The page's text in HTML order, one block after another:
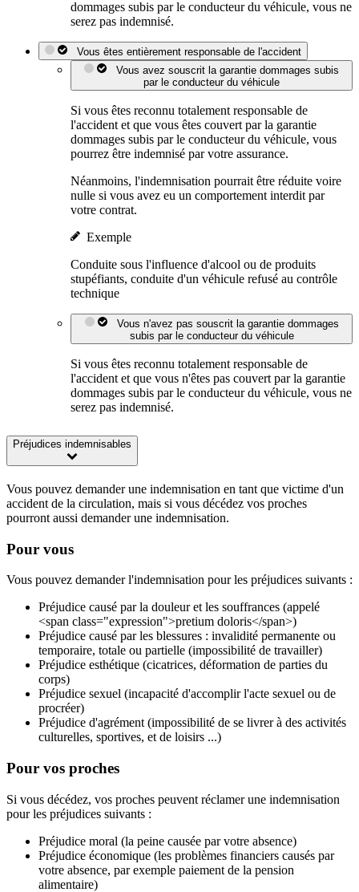
dommages subis par le conducteur du véhicule, vous ne
serez pas indemnisé.
Vous êtes entièrement responsable de l'accident
Vous avez souscrit la garantie dommages subis
par le conducteur du véhicule
Si vous êtes reconnu totalement responsable de
l'accident et que vous êtes couvert par la garantie
dommages subis par le conducteur du véhicule, vous
pourrez être indemnisé par votre assurance.
Néanmoins, l'indemnisation pourrait être réduite voire
nulle si vous avez eu un comportement interdit par
votre contrat.
Exemple
Conduite sous l'influence d'alcool ou de produits
stupéfiants, conduite d'un véhicule refusé au contrôle
technique
Vous n'avez pas souscrit la garantie dommages
subis par le conducteur du véhicule
Si vous êtes reconnu totalement responsable de
l'accident et que vous n'êtes pas couvert par la garantie
dommages subis par le conducteur du véhicule, vous ne
serez pas indemnisé.
Préjudices indemnisables
Vous pouvez demander une indemnisation en tant que victime d'un
accident de la circulation, mais si vous décédez vos proches
pourront aussi demander une indemnisation.
Pour vous
Vous pouvez demander l'indemnisation pour les préjudices suivants :
Préjudice causé par la douleur et les souffrances (appelé
<span class="expression">pretium doloris</span>)
Préjudice causé par les blessures : invalidité permanente ou
temporaire, totale ou partielle (impossibilité de travailler)
Préjudice esthétique (cicatrices, déformation de parties du
corps)
Préjudice sexuel (incapacité d'accomplir l'acte sexuel ou de
procréer)
Préjudice d'agrément (impossibilité de se livrer à des activités
culturelles, sportives, et de loisirs ...)
Pour vos proches
Si vous décédez, vos proches peuvent réclamer une indemnisation
pour les préjudices suivants :
Préjudice moral (la peine causée par votre absence)
Préjudice économique (les problèmes financiers causés par
votre absence, par exemple paiement de la pension
alimentaire)